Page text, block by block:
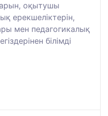
оқытушы
ерекшеліктерін,
мен педагогикалық
білімді